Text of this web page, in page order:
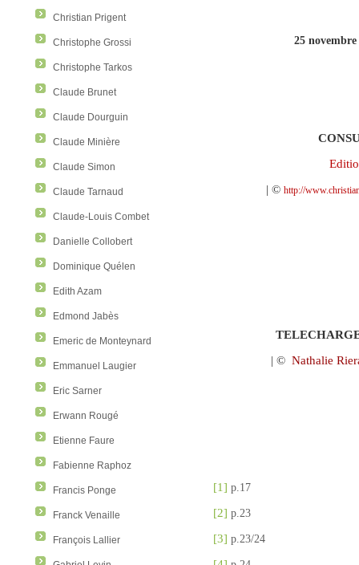
Christian Prigent
Christophe Grossi
Christophe Tarkos
Claude Brunet
Claude Dourguin
Claude Minière
Claude Simon
Claude Tarnaud
Claude-Louis Combet
Danielle Collobert
Dominique Quélen
Edith Azam
Edmond Jabès
Emeric de Monteynard
Emmanuel Laugier
Eric Sarner
Erwann Rougé
Etienne Faure
Fabienne Raphoz
Francis Ponge
Franck Venaille
François Lallier
25
| ©http://
| © Nathalie
[1] p.17
[2] p.23
[3] p.23/24